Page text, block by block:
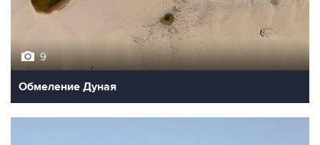
9
Обмеление Дуная